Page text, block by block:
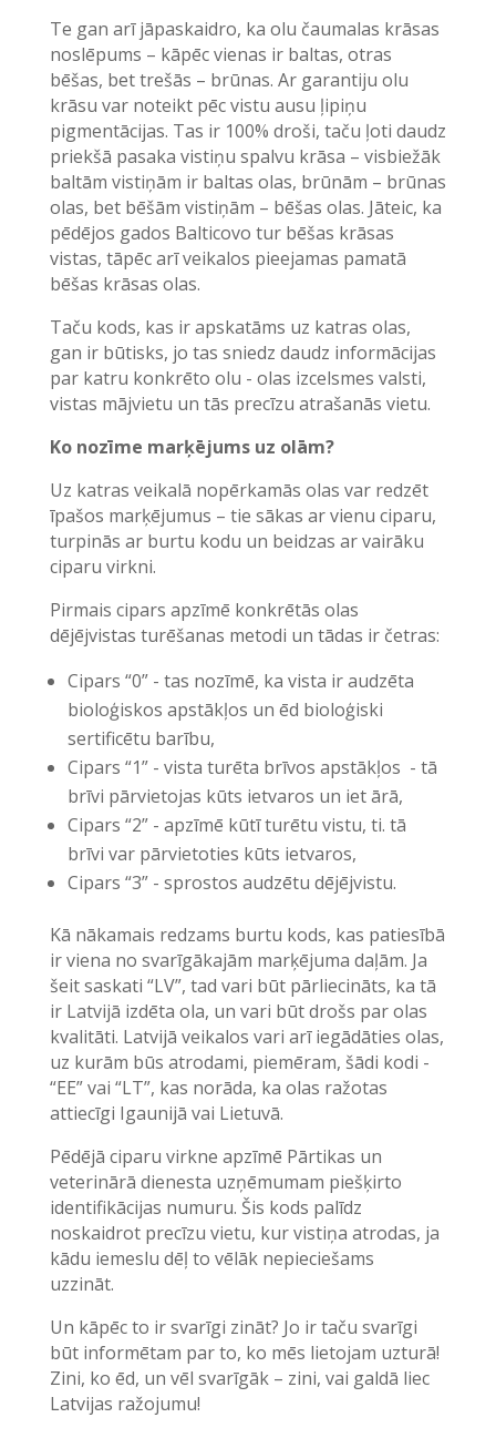
Te gan arī jāpaskaidro, ka olu čaumalas krāsas
noslēpums – kāpēc vienas ir baltas, otras
bēšas, bet trešās – brūnas. Ar garantiju olu
krāsu var noteikt pēc vistu ausu ļipiņu
pigmentācijas. Tas ir 100% droši, taču ļoti daudz
priekšā pasaka vistiņu spalvu krāsa – visbiežāk
baltām vistiņām ir baltas olas, brūnām – brūnas
olas, bet bēšām vistiņām – bēšas olas. Jāteic, ka
pēdējos gados Balticovo tur bēšas krāsas
vistas, tāpēc arī veikalos pieejamas pamatā
bēšas krāsas olas.
Taču kods, kas ir apskatāms uz katras olas,
gan ir būtisks, jo tas sniedz daudz informācijas
par katru konkrēto olu - olas izcelsmes valsti,
vistas mājvietu un tās precīzu atrašanās vietu.
Ko nozīme marķējums uz olām?
Uz katras veikalā nopērkamās olas var redzēt
īpašos marķējumus – tie sākas ar vienu ciparu,
turpinās ar burtu kodu un beidzas ar vairāku
ciparu virkni.
Pirmais cipars apzīmē konkrētās olas
dējējvistas turēšanas metodi un tādas ir četras:
Cipars “0” - tas nozīmē, ka vista ir audzēta
bioloģiskos apstākļos un ēd bioloģiski
sertificētu barību,
Cipars “1” - vista turēta brīvos apstākļos - tā
brīvi pārvietojas kūts ietvaros un iet ārā,
Cipars “2” - apzīmē kūtī turētu vistu, ti. tā
brīvi var pārvietoties kūts ietvaros,
Cipars “3” - sprostos audzētu dējējvistu.
Kā nākamais redzams burtu kods, kas patiesībā
ir viena no svarīgākajām marķējuma daļām. Ja
šeit saskati “LV”, tad vari būt pārliecināts, ka tā
ir Latvijā izdēta ola, un vari būt drošs par olas
kvalitāti. Latvijā veikalos vari arī iegādāties olas,
uz kurām būs atrodami, piemēram, šādi kodi -
“EE” vai “LT”, kas norāda, ka olas ražotas
attiecīgi Igaunijā vai Lietuvā.
Pēdējā ciparu virkne apzīmē Pārtikas un
veterinārā dienesta uzņēmumam piešķirto
identifikācijas numuru. Šis kods palīdz
noskaidrot precīzu vietu, kur vistiņa atrodas, ja
kādu iemeslu dēļ to vēlāk nepieciešams
uzzināt.
Un kāpēc to ir svarīgi zināt? Jo ir taču svarīgi
būt informētam par to, ko mēs lietojam uzturā!
Zini, ko ēd, un vēl svarīgāk – zini, vai galdā liec
Latvijas ražojumu!